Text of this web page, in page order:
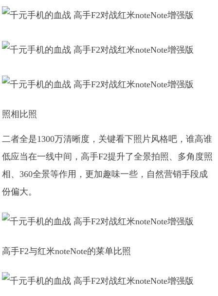
照相比照
二者全是1300万清晰度，关键看下照片风格吧，谁高谁
低应当在一线中间，高手F2提升了全景拍照、多角度照
相、360全景等作用，更加趣味一些，自然营销手段成
份偏大。
高手F2与红米noteNote的莱单比照